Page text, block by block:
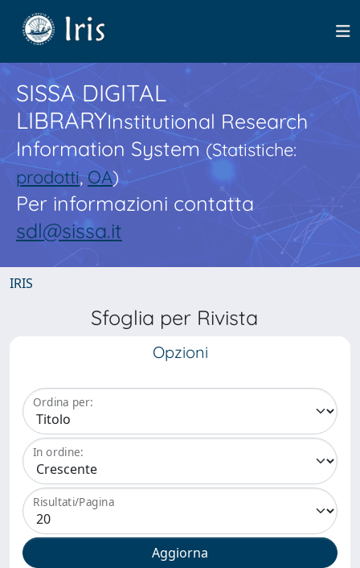
SISSA DIGITAL
LIBRARYInstitutional Research
Information System(Statistiche:
prodotti,OA)
Per informazioni contatta
sdl@sissa.it
IRIS
Sfoglia per Rivista
Opzioni
Ordina per:
In ordine:
Risultati/Pagina